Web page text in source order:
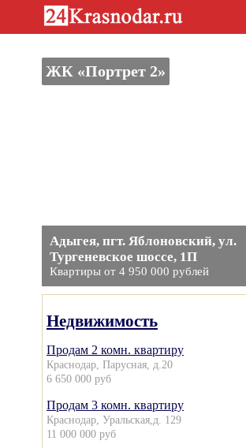
ЖК «Портрет 2»
Адыгея, пгт. Яблоновский, ул.
Тургеневское шоссе, 1П
Квартиры от 4 950 000 рублей
Недвижимость
Продам 2 комн. квартиру
Краснодар, Парусная, д.20
6 650 000 руб
Продам 3 комн. квартиру
Краснодар, Уральская,д. 129
11 000 000 руб